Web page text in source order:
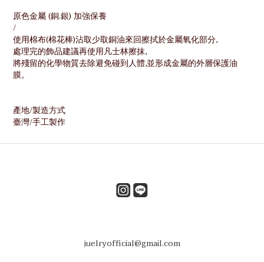
原色金屬 (銅.銀) 加強保養
/
使用棉布(棉花棒)沾取少取銅油來回擦拭於金屬氧化部分,
處理完的飾品建議再使用凡士林擦抹,
將殘留的化學物質去除避免碰到人體,並形成金屬的外層保護油
膜。
產地/製造方式
臺灣/手工製作
juelryofficial@gmail.com